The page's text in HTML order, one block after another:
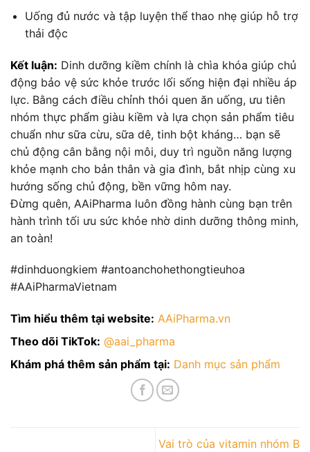
Uống đủ nước và tập luyện thể thao nhẹ giúp hỗ trợ
thải độc
Kết luận: Dinh dưỡng kiềm chính là chìa khóa giúp chủ
động bảo vệ sức khỏe trước lối sống hiện đại nhiều áp
lực. Bằng cách điều chỉnh thói quen ăn uống, ưu tiên
nhóm thực phẩm giàu kiềm và lựa chọn sản phẩm tiêu
chuẩn như sữa cừu, sữa dê, tinh bột kháng… bạn sẽ
chủ động cân bằng nội môi, duy trì nguồn năng lượng
khỏe mạnh cho bản thân và gia đình, bắt nhịp cùng xu
hướng sống chủ động, bền vững hôm nay.
Đừng quên, AAiPharma luôn đồng hành cùng bạn trên
hành trình tối ưu sức khỏe nhờ dinh dưỡng thông minh,
an toàn!
#dinhduongkiem #antoanchohethongtieuhoa
#AAiPharmaVietnam
Tìm hiểu thêm tại website: AAiPharma.vn
Theo dõi TikTok: @aai_pharma
Khám phá thêm sản phẩm tại: Danh mục sản phẩm
Vai trò của vitamin nhóm B